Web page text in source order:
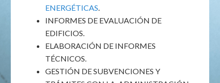
ENERGÉTICAS.
INFORMES DE EVALUACIÓN DE
EDIFICIOS.
ELABORACIÓN DE INFORMES
TÉCNICOS.
GESTIÓN DE SUBVENCIONES Y